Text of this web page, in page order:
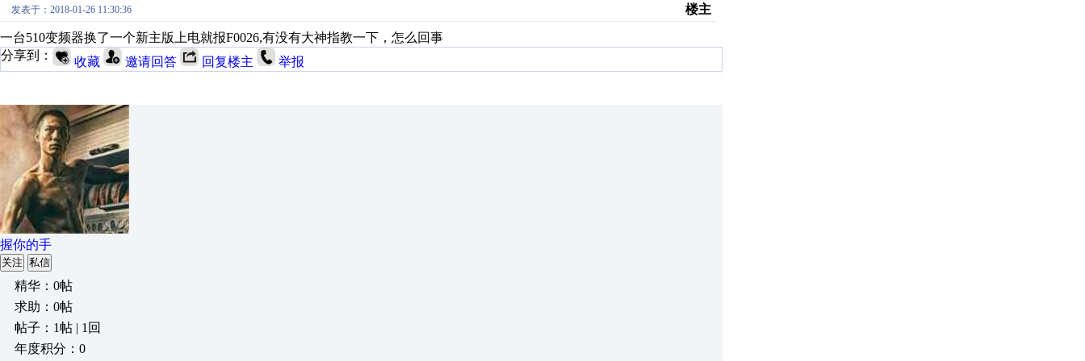
发表于：2018-01-26 11:30:36 楼主
一台510变频器换了一个新主版上电就报F0026,有没有大神指教一下，怎么回事
分享到：
收藏 邀请回答 回复楼主 举报
握你的手
关注 私信
精华：0帖
求助：0帖
帖子：1帖 | 1回
年度积分：0